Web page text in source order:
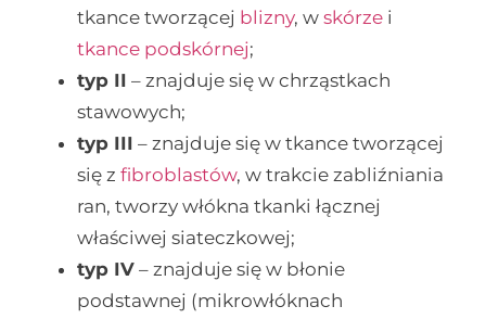
tkance tworzącej blizny, wskórze i
tkance podskórnej;
typ II – znajduje się w chrząstkach
stawowych;
typ III – znajduje się w tkance tworzącej
się zfibroblastów, w trakcie zabliźniania
ran, tworzy włókna tkanki łącznej
właściwej siateczkowej;
typ IV – znajduje się w błonie
podstawnej (mikrowłóknach